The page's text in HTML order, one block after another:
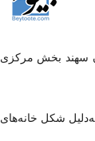
سهند بخش مرکزی
شکل خانه‌های